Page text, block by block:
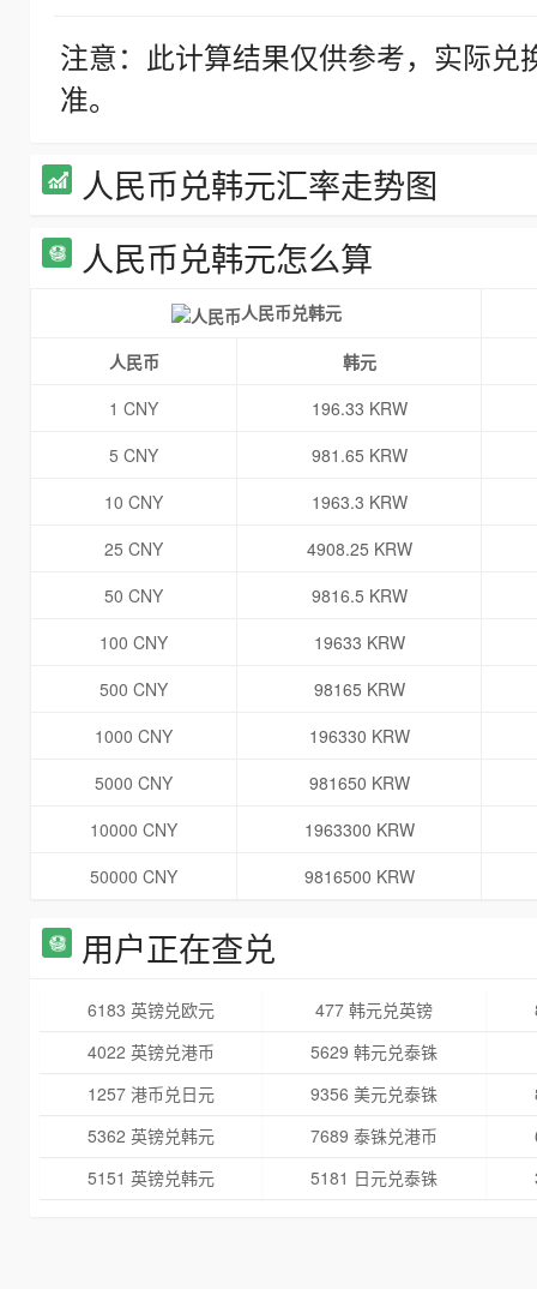
注意：此计算结果仅供参考，实际
准。
人民币兑韩元汇率走势图
人民币兑韩元怎么算
人民币兑韩元
人民币
韩元
1 CNY
196.33 KRW
5 CNY
981.65 KRW
10 CNY
1963.3 KRW
25 CNY
4908.25 KRW
50 CNY
9816.5 KRW
100 CNY
19633 KRW
500 CNY
98165 KRW
1000 CNY
196330 KRW
5000 CNY
981650 KRW
10000 CNY
1963300 KRW
50000 CNY
9816500 KRW
用户正在查兑
6183 英镑兑欧元 477 韩元兑英镑
4022 英镑兑港币
5629 韩元兑泰铢
1257 港币兑日元
9356 美元兑泰铢
5362 英镑兑韩元
7689 泰铢兑港币
5151 英镑兑韩元
5181 日元兑泰铢